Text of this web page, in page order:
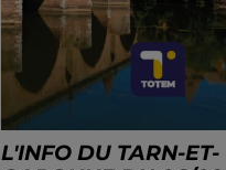
L'INFO DU TARN-ET-